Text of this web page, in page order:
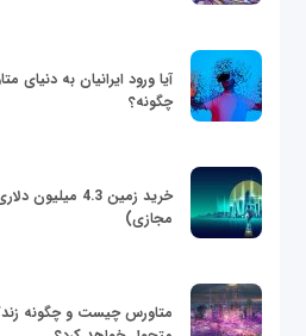
آیا ورود ایرانیان به
چگونه؟
خرید زمین 4.3
مجازی)
متاورس چیست و چگونه